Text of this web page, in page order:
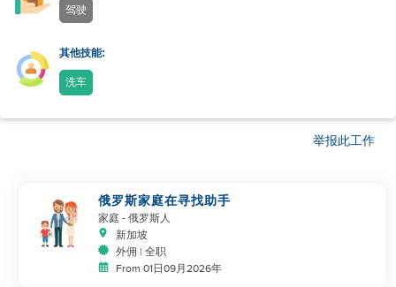
驾驶
其他技能:
洗车
举报此工作
俄罗斯家庭在寻找助手
家庭 - 俄罗斯人
新加坡
外佣 | 全职
From 01日09月2026年